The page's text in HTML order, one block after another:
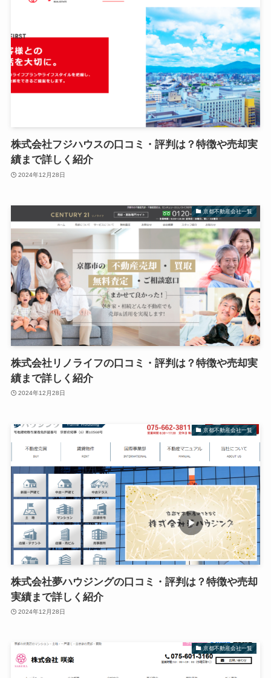
株式会社フジハウスの口コミ・評判は？特徴や売却実
績まで詳しく紹介
2024年12月28日
京都不動産会社一覧
株式会社リノライフの口コミ・評判は？特徴や売却実
績まで詳しく紹介
2024年12月28日
京都不動産会社一覧
株式会社夢ハウジングの口コミ・評判は？特徴や売却
実績まで詳しく紹介
2024年12月28日
京都不動産会社一覧